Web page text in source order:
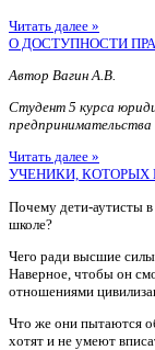
Читать далее »
О ДОСТУПНОСТИ
Автор Вагин А.В.
Студент 5 курса
предпринимательства
Читать далее »
УЧЕНИКИ,
Почему дети-аутисты
школе?
Чего ради высшие
Наверное, чтобы он
отношениями
Что же они пытаются
хотят и не умеют